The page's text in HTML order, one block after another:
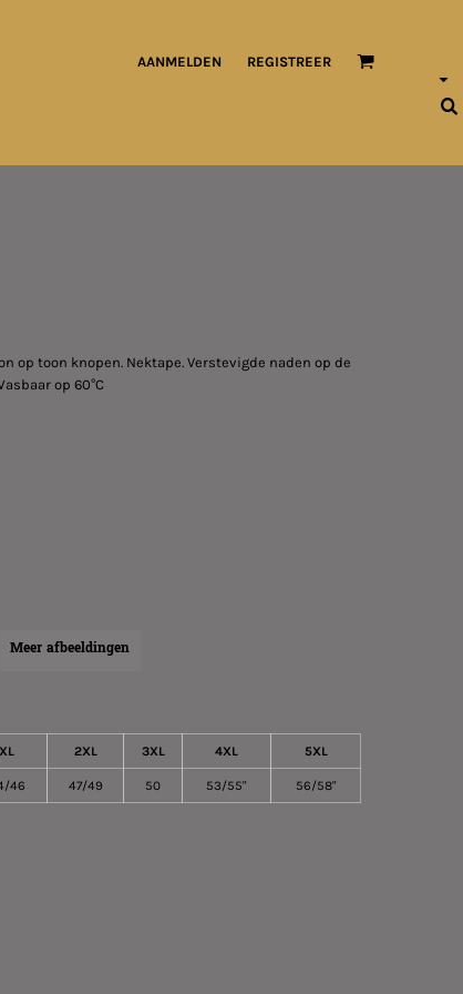
AANMELDEN REGISTREER
op toon knopen. Nektape. Verstevigde naden op de
op 60°C
Meer afbeeldingen
XL 2XL 3XL 4XL 5XL
46 47/49 50 53/55" 56/58"